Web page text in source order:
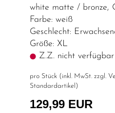
white matte / bronze,
Farbe: weiß
Geschlecht:
Größe: XL
Z.Z. nicht verfügbar
pro Stück (inkl. MwSt. zzgl.
Standardartikel )
129,99 EUR